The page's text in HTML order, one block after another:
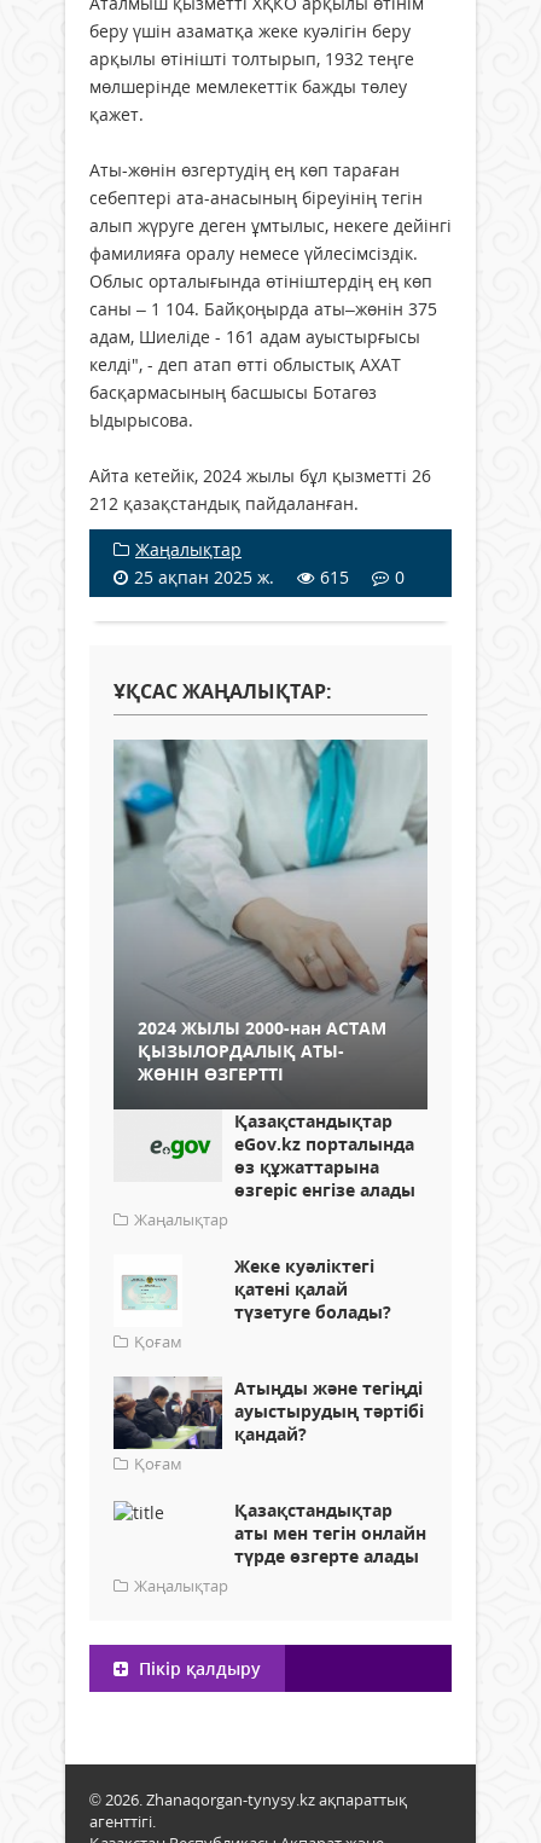
беру үшін азаматқа жеке куәлігін беру
арқылы өтінішті толтырып, 1932 теңге
мөлшерінде мемлекеттік бажды төлеу
қажет.
Аты-жөнін өзгертудің ең көп тараған
себептері ата-анасының біреуінің тегін
алып жүруге деген ұмтылыс, некеге дейінгі
фамилияға оралу немесе үйлесімсіздік.
Облыс орталығында өтініштердің ең көп
саны – 1 104. Байқоңырда аты–жөнін 375
адам, Шиеліде - 161 адам ауыстырғысы
келді", - деп атап өтті облыстық АХАТ
басқармасының басшысы Ботагөз
Ыдырысова.
Айта кетейік, 2024 жылы бұл қызметті 26
212 қазақстандық пайдаланған.
Жаңалықтар
25 ақпан 2025 ж.
615 0
ҰҚСАС ЖАҢАЛЫҚТАР:
2024 ЖЫЛЫ 2000-нан АСТАМ
ҚЫЗЫЛОРДАЛЫҚ АТЫ-
ЖӨНІН ӨЗГЕРТТІ
Қазақстандықтар
eGov.kz порталында
өз құжаттарына
өзгеріс енгізе алады
Жаңалықтар
Жеке куәліктегі
қатені қалай
түзетуге болады?
Қоғам
Атыңды және тегіңді
ауыстырудың тәртібі
қандай?
Қоғам
Қазақстандықтар
аты мен тегін онлайн
түрде өзгерте алады
Жаңалықтар
Пікір қалдыру
© 2026. Zhanaqorgan-tynysy.kz ақпараттық
агенттігі.